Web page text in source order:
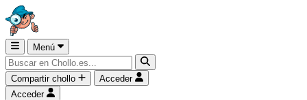
Menú
Compartir chollo
Acceder
Acceder